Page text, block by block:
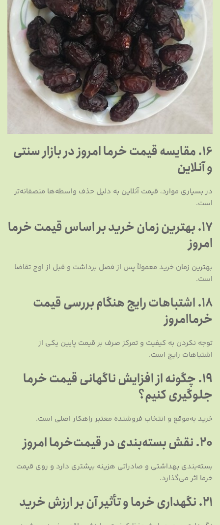
16. مقایسه قیمت خرما امروز در بازار سنتی
و آنلاین
در بسیاری موارد، قیمت آنلاین به دلیل حذف واسطه‌ها منصفانه‌تر
است.
17. بهترین زمان خرید بر اساس قیمت خرما
امروز
بهترین زمان خرید معمولاً پس از فصل برداشت و قبل از اوج تقاضا
است.
18. اشتباهات رایج هنگام بررسی قیمت
خرماامروز
توجه نکردن به کیفیت و تمرکز صرف بر قیمت پایین یکی از
اشتباهات رایج است.
19. چگونه از افزایش ناگهانی قیمت خرما
جلوگیری کنیم؟
خرید به‌موقع و انتخاب فروشنده معتبر راهکار اصلی است.
20. نقش بسته‌بندی در قیمت‌خرما امروز
بسته‌بندی بهداشتی و صادراتی هزینه بیشتری دارد و روی قیمت
خرما اثر می‌گذارد.
21. نگهداری خرما و تأثیر آن بر ارزش خرید